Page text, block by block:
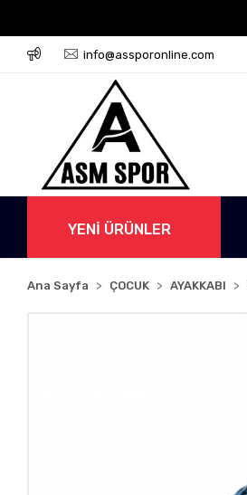
info@assporonline.com
YENİ ÜRÜNLER
Ana Sayfa ÇOCUK AYAKKABI